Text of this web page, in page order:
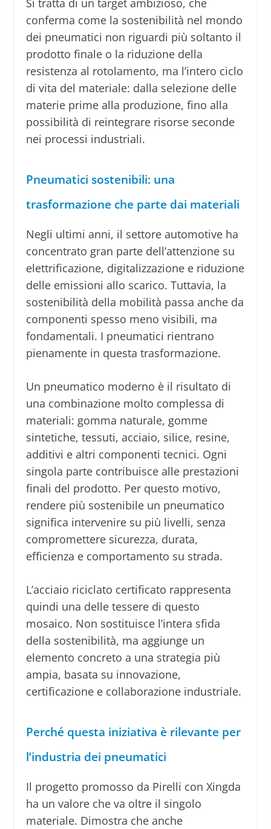
Si tratta di un target ambizioso, che
conferma come la sostenibilità nel mondo
dei pneumatici non riguardi più soltanto il
prodotto finale o la riduzione della
resistenza al rotolamento, ma l’intero ciclo
di vita del materiale: dalla selezione delle
materie prime alla produzione, fino alla
possibilità di reintegrare risorse seconde
nei processi industriali.
Pneumatici sostenibili: una
trasformazione che parte dai materiali
Negli ultimi anni, il settore automotive ha
concentrato gran parte dell’attenzione su
elettrificazione, digitalizzazione e riduzione
delle emissioni allo scarico. Tuttavia, la
sostenibilità della mobilità passa anche da
componenti spesso meno visibili, ma
fondamentali. I pneumatici rientrano
pienamente in questa trasformazione.
Un pneumatico moderno è il risultato di
una combinazione molto complessa di
materiali: gomma naturale, gomme
sintetiche, tessuti, acciaio, silice, resine,
additivi e altri componenti tecnici. Ogni
singola parte contribuisce alle prestazioni
finali del prodotto. Per questo motivo,
rendere più sostenibile un pneumatico
significa intervenire su più livelli, senza
compromettere sicurezza, durata,
efficienza e comportamento su strada.
L’acciaio riciclato certificato rappresenta
quindi una delle tessere di questo
mosaico. Non sostituisce l’intera sfida
della sostenibilità, ma aggiunge un
elemento concreto a una strategia più
ampia, basata su innovazione,
certificazione e collaborazione industriale.
Perché questa iniziativa è rilevante per
l’industria dei pneumatici
Il progetto promosso da Pirelli con Xingda
ha un valore che va oltre il singolo
materiale. Dimostra che anche